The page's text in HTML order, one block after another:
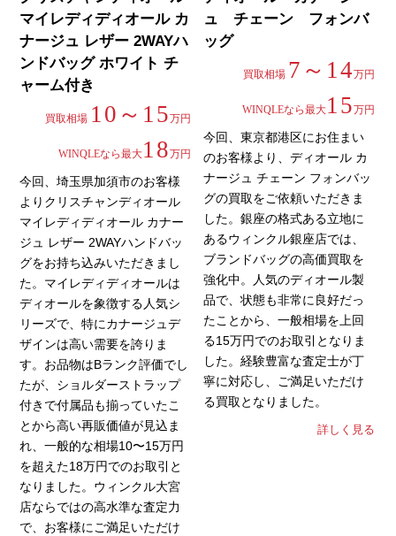
マイレディディオール カ
ナージュ レザー 2WAYハ
ンドバッグ ホワイト チ
ャーム付き
買取相場 10～15万円
WINQLEなら最大18万円
今回、埼玉県加須市のお客様
よりクリスチャンディオール
マイレディディオール カナー
ジュ レザー 2WAYハンドバッ
グをお持ち込みいただきまし
た。マイレディディオールは
ディオールを象徴する人気シ
リーズで、特にカナージュデ
ザインは高い需要を誇りま
す。お品物はBランク評価でし
たが、ショルダーストラップ
付きで付属品も揃っていたこ
とから高い再販価値が見込ま
れ、一般的な相場10〜15万円
を超えた18万円でのお取引と
なりました。ウィンクル大宮
店ならではの高水準な査定力
で、お客様にご満足いただけ
ュ チェーン フォンバ
ッグ
買取相場 7～14万円
WINQLEなら最大15万円
今回、東京都港区にお住まい
のお客様より、ディオール カ
ナージュ チェーン フォンバッ
グの買取をご依頼いただきま
した。銀座の格式ある立地に
あるウィンクル銀座店では、
ブランドバッグの高価買取を
強化中。人気のディオール製
品で、状態も非常に良好だっ
たことから、一般相場を上回
る15万円でのお取引となりま
した。経験豊富な査定士が丁
寧に対応し、ご満足いただけ
る買取となりました。
詳しく見る